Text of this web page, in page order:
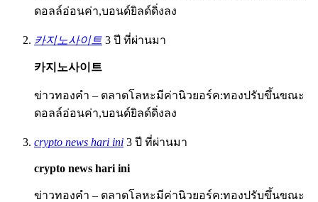
ดอลล์อ่อนค่า,บอนด์ยิลด์ดิ่งลง
카지노사이트 3 ปี ที่ผ่านมา
카지노사이트
ข่าวทองคำ – ตลาดโลหะมีค่านิวยอร์ค:ทองปรับขึ้นขณะ
ดอลล์อ่อนค่า,บอนด์ยิลด์ดิ่งลง
crypto news hari ini 3 ปี ที่ผ่านมา
crypto news hari ini
ข่าวทองคำ – ตลาดโลหะมีค่านิวยอร์ค:ทองปรับขึ้นขณะ